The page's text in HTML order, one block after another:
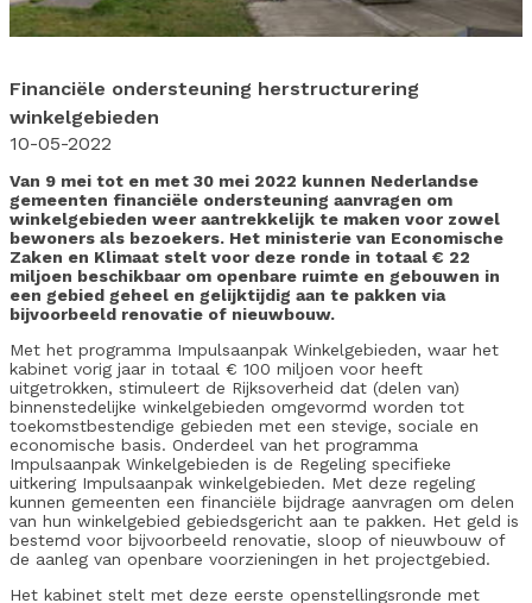
Financiële ondersteuning herstructurering
winkelgebieden
10-05-2022
Van 9 mei tot en met 30 mei 2022 kunnen Nederlandse
gemeenten financiële ondersteuning aanvragen om
winkelgebieden weer aantrekkelijk te maken voor zowel
bewoners als bezoekers. Het ministerie van Economische
Zaken en Klimaat stelt voor deze ronde in totaal € 22
miljoen beschikbaar om openbare ruimte en gebouwen in
een gebied geheel en gelijktijdig aan te pakken via
bijvoorbeeld renovatie of nieuwbouw.
Met het programma Impulsaanpak Winkelgebieden, waar het
kabinet vorig jaar in totaal € 100 miljoen voor heeft
uitgetrokken, stimuleert de Rijksoverheid dat (delen van)
binnenstedelijke winkelgebieden omgevormd worden tot
toekomstbestendige gebieden met een stevige, sociale en
economische basis. Onderdeel van het programma
Impulsaanpak Winkelgebieden is de Regeling specifieke
uitkering Impulsaanpak winkelgebieden. Met deze regeling
kunnen gemeenten een financiële bijdrage aanvragen om delen
van hun winkelgebied gebiedsgericht aan te pakken. Het geld is
bestemd voor bijvoorbeeld renovatie, sloop of nieuwbouw of
de aanleg van openbare voorzieningen in het projectgebied.
Het kabinet stelt met deze eerste openstellingsronde met